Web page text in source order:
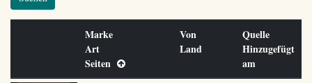
Marke
Art
Seiten
Von
Land
Quelle
Hinzugefügt
am